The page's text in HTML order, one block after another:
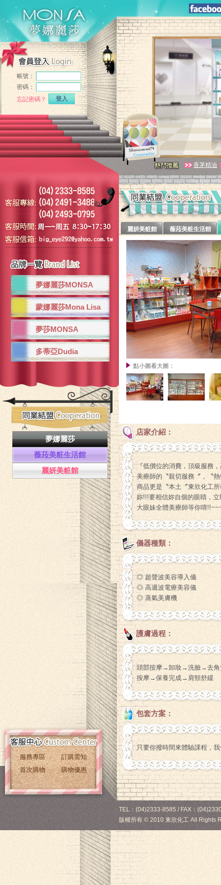
帳號：
密碼：
忘記密碼？
登入
香茅精油
夢娜麗莎MONSA
蒙娜麗莎Mona Lisa
夢莎MONSA
多蒂亞Dudia
麗妍美粧館 薇菈美粧生活館
點小圖看大圖：
店家介紹：
『低價位的消費，頂級服務
美療師的〝親切服務〞，〝
商品更是〝本土〞東欣化工
妳!!!要相信妳自個的眼睛，
大眼妹全體美療師等你唷
儀器種類：
◎ 超聲波美容導入儀
◎ 高週波電療美容儀
◎ 蒸氣美膚機
護膚過程：
頭部按摩→卸妝→洗臉→去角
按摩→保養完成→肩頸舒緩
包套方案：
只要你撥時間來體驗課程，
夢娜麗莎
薇菈美粧生活館
麗妍美粧館
服務專區
訂購需知
首次購物
購物優惠
TEL：(04)2333-8585 / FAX：
版權所有 © 2010 東欣化工 All Rights